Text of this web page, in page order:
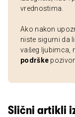
vrednostima.
Ako nakon
niste sigurni da
vašeg ljubimca,
podrške
Slični artikli